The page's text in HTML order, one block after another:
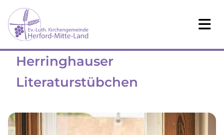
Herringhauser
Literaturstübchen